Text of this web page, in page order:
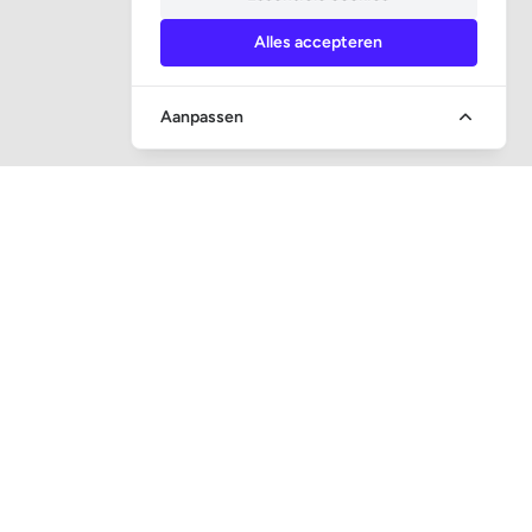
Alles accepteren
Aanpassen